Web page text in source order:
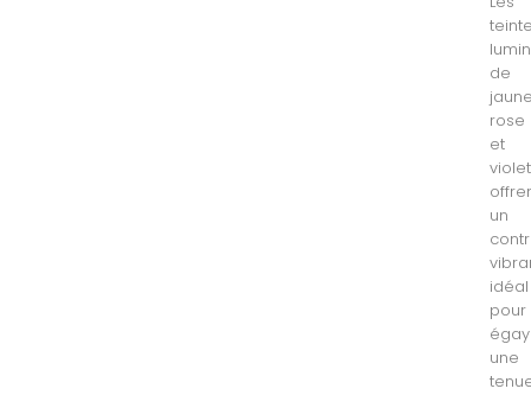
de
rose
et
violet
un
idéal
pour
une